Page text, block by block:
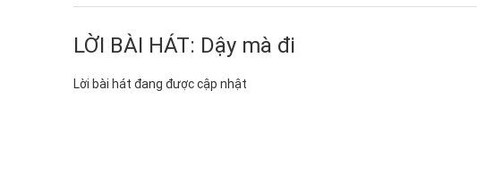
LỜI BÀI HÁT: Dậy mà đi
Lời bài hát đang được cập nhật